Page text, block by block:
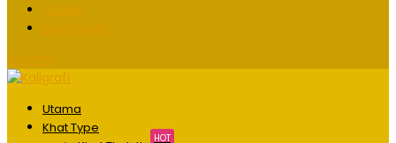
Utama
Khat Type
HOT